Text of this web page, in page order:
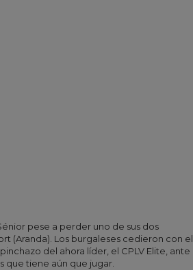
pese a perder uno de sus dos
(Aranda). Los burgaleses cedieron con el
del ahora líder, el CPLV Elite, ante
que tiene aún que jugar.